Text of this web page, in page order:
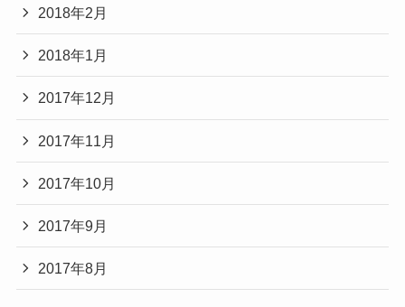
2018年2月
2018年1月
2017年12月
2017年11月
2017年10月
2017年9月
2017年8月